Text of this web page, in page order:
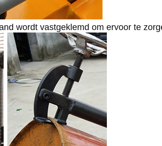
wordt vastgeklemd om ervoor te